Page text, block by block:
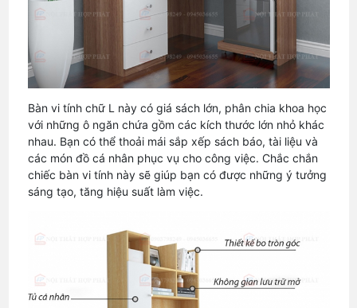
Bàn vi tính chữ L này có giá sách lớn, phân chia khoa học
với những ô ngăn chứa gồm các kích thước lớn nhỏ khác
nhau. Bạn có thể thoải mái sắp xếp sách báo, tài liệu và
các món đồ cá nhân phục vụ cho công việc. Chắc chắn
chiếc bàn vi tính này sẽ giúp bạn có được những ý tưởng
sáng tạo, tăng hiệu suất làm việc.